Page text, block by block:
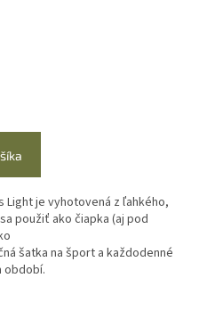
Light je vyhotovená z ľahkého,
použiť ako čiapka (aj pod
šatka na šport a každodenné
období.